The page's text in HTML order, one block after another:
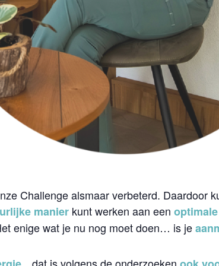
Challenge alsmaar verbeterd. Daardoor
manier kunt werken aan een
enige wat je nu nog moet doen… is je